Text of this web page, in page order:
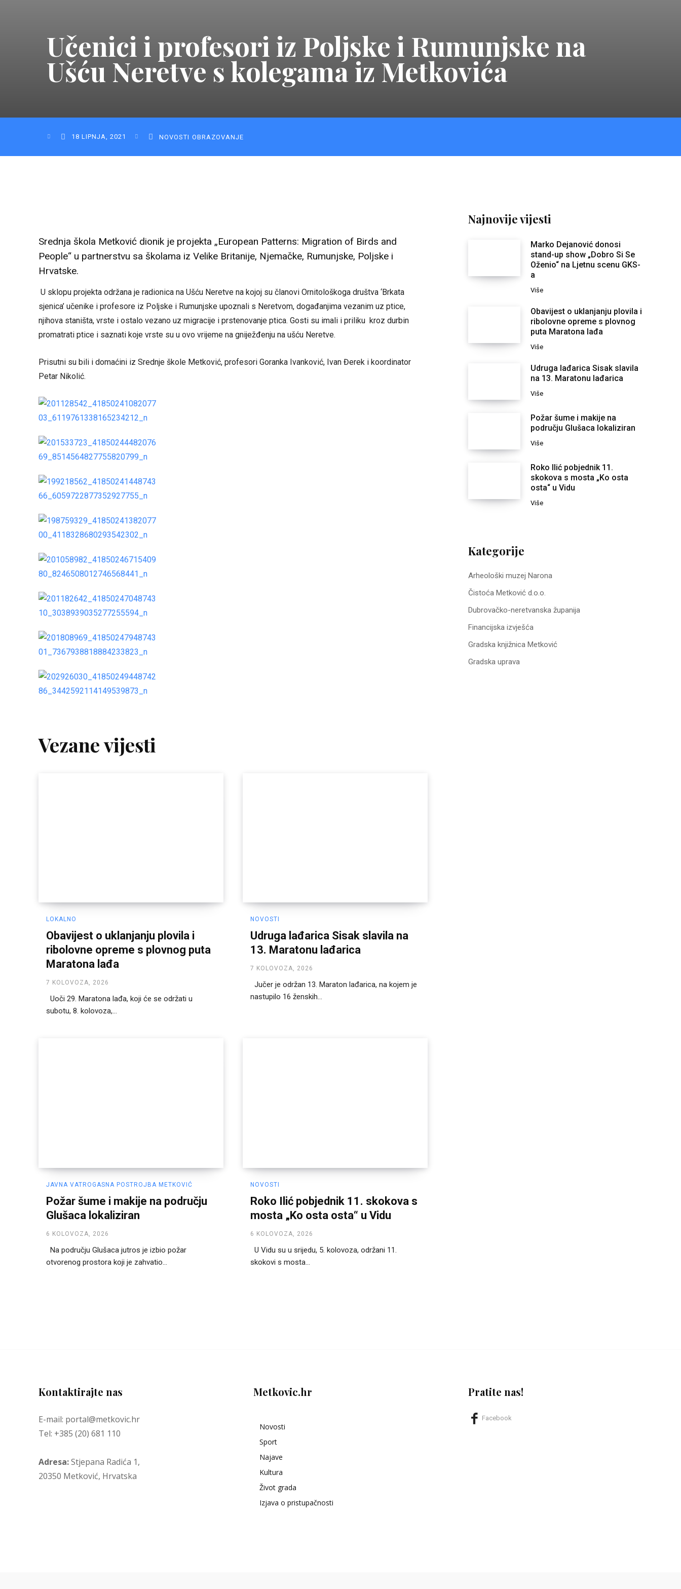
Učenici i profesori iz Poljske i Rumunjske na
Ušću Neretve s kolegama iz Metkovića
18 LIPNJA, 2021 NOVOSTI OBRAZOVANJE
Srednja škola Metković dionik je projekta „European Patterns: Migration of Birds and
People“ u partnerstvu sa školama iz Velike Britanije, Njemačke, Rumunjske, Poljske i
Hrvatske.
U sklopu projekta održana je radionica na Ušću Neretve na kojoj su članovi Ornitološkoga društva ‘Brkata
sjenica’ učenike i profesore iz Poljske i Rumunjske upoznali s Neretvom, događanjima vezanim uz ptice,
njihova staništa, vrste i ostalo vezano uz migracije i prstenovanje ptica. Gosti su imali i priliku kroz durbin
promatrati ptice i saznati koje vrste su u ovo vrijeme na gniježđenju na ušću Neretve.
Prisutni su bili i domaćini iz Srednje škole Metković, profesori Goranka Ivanković, Ivan Đerek i koordinator
Petar Nikolić.
Vezane vijesti
LOKALNO
Obavijest o uklanjanju plovila i
ribolovne opreme s plovnog puta
Maratona lađa
7 KOLOVOZA, 2026
Uoči 29. Maratona lađa, koji će se održati u
subotu, 8. kolovoza,...
NOVOSTI
Udruga lađarica Sisak slavila na
13. Maratonu lađarica
7 KOLOVOZA, 2026
Jučer je održan 13. Maraton lađarica, na kojem je
nastupilo 16 ženskih...
JAVNA VATROGASNA POSTROJBA METKOVIĆ
Požar šume i makije na području
Glušaca lokaliziran
6 KOLOVOZA, 2026
Na području Glušaca jutros je izbio požar
otvorenog prostora koji je zahvatio...
NOVOSTI
Roko Ilić pobjednik 11. skokova s
mosta „Ko osta osta“ u Vidu
6 KOLOVOZA, 2026
U Vidu su u srijedu, 5. kolovoza, održani 11.
skokovi s mosta...
Najnovije vijesti
Marko Dejanović donosi
stand-up show „Dobro Si Se
Oženio“ na Ljetnu scenu GKS-
a
Više
Obavijest o uklanjanju plovila i
ribolovne opreme s plovnog
puta Maratona lađa
Više
Udruga lađarica Sisak slavila
na 13. Maratonu lađarica
Više
Požar šume i makije na
području Glušaca lokaliziran
Više
Roko Ilić pobjednik 11.
skokova s mosta „Ko osta
osta“ u Vidu
Više
Kategorije
Arheološki muzej Narona
Čistoća Metković d.o.o.
Dubrovačko-neretvanska županija
Financijska izvješća
Gradska knjižnica Metković
Gradska uprava
Kontaktirajte nas
E-mail: portal@metkovic.hr
Tel: +385 (20) 681 110
Adresa:Stjepana Radića 1,
20350 Metković, Hrvatska
Metkovic.hr
Novosti
Sport
Najave
Kultura
Život grada
Izjava o pristupačnosti
Pratite nas!
Facebook